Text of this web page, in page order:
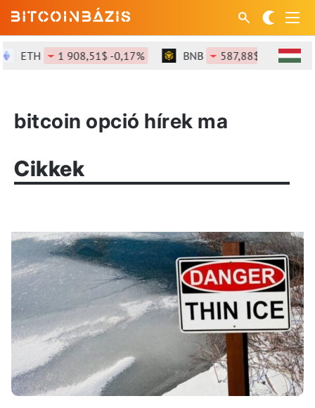
ETH 1 908,51$ -0,17% BNB 587,88$ -1,13%
bitcoin opció hírek ma
Cikkek